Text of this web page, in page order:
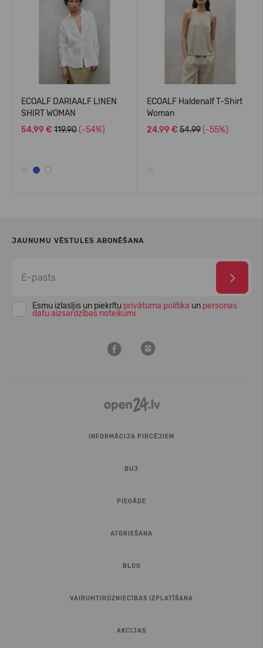
ECOALF DARIAALF LINEN
SHIRT WOMAN
54,99 € 119.90 (-54%)
ECOALF Haldenalf T-Shirt
Woman
24,99 € 54.99 (-55%)
JAUNUMU VĒSTULES ABONĒŠANA
Esmu izlasījis un piekrītu privātuma politika un personas
datu aizsardzības noteikumi
INFORMĀCIJA PIRCĒJIEM
BUJ
PIEGĀDE
ATGRIEŠANA
BLOG
VAIRUMTIRDZNIECĪBAS IZPLATĪŠANA
AKCIJAS